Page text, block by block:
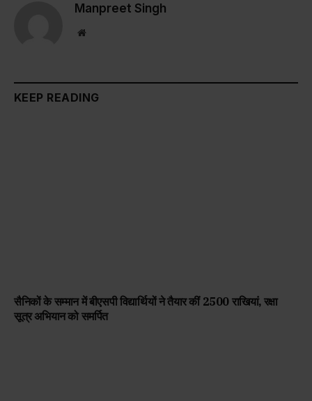
Manpreet Singh
Website
KEEP READING
सैनिकों के सम्मान में बीएसपी विद्यार्थियों ने तैयार कीं 2500 राखियां, रक्षा
सूत्र अभियान को समर्पित